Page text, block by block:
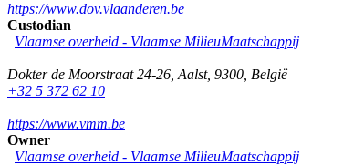
https://www.dov.vlaanderen.be
Custodian
Vlaamse overheid - Vlaamse MilieuMaatschappij
Dokter de Moorstraat 24-26 Aalst, 9300 België
+32 5 372 62 10
https://www.vmm.be
Owner
Vlaamse overheid - Vlaamse MilieuMaatschappij